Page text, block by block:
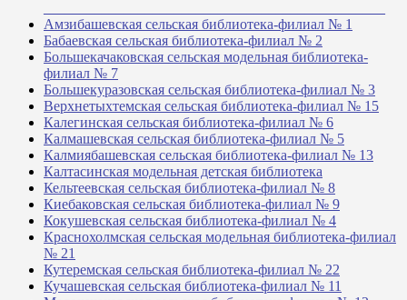
Амзибашевская сельская библиотека-филиал № 1
Бабаевская сельская библиотека-филиал № 2
Большекачаковская сельская модельная библиотека-
филиал № 7
Большекуразовская сельская библиотека-филиал № 3
Верхнетыхтемская сельская библиотека-филиал № 15
Калегинская сельская библиотека-филиал № 6
Калмашевская сельская библиотека-филиал № 5
Калмиябашевская сельская библиотека-филиал № 13
Калтасинская модельная детская библиотека
Кельтеевская сельская библиотека-филиал № 8
Киебаковская сельская библиотека-филиал № 9
Кокушевская сельская библиотека-филиал № 4
Краснохолмская сельская модельная библиотека-филиал
№ 21
Кутеремская сельская библиотека-филиал № 22
Кучашевская сельская библиотека-филиал № 11